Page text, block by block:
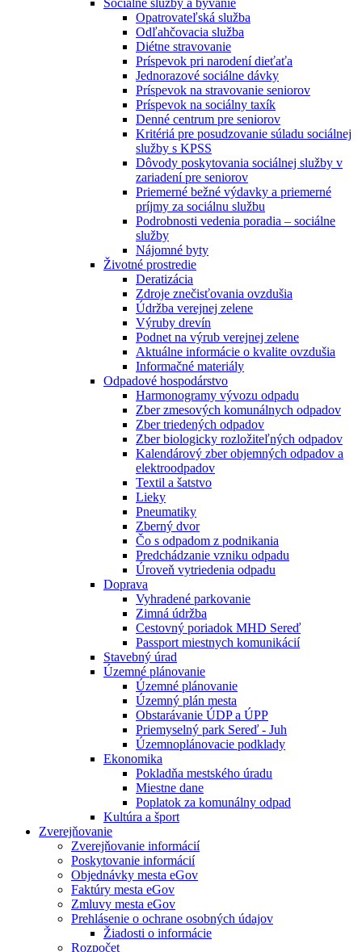
Sociálne služby a bývanie
Opatrovateľská služba
Odľahčovacia služba
Diétne stravovanie
Príspevok pri narodení dieťaťa
Jednorazové sociálne dávky
Príspevok na stravovanie seniorov
Príspevok na sociálny taxík
Denné centrum pre seniorov
Kritériá pre posudzovanie súladu sociálnej
služby s KPSS
Dôvody poskytovania sociálnej služby v
zariadení pre seniorov
Priemerné bežné výdavky a priemerné
príjmy za sociálnu službu
Podrobnosti vedenia poradia – sociálne
služby
Nájomné byty
Životné prostredie
Deratizácia
Zdroje znečisťovania ovzdušia
Údržba verejnej zelene
Výruby drevín
Podnet na výrub verejnej zelene
Aktuálne informácie o kvalite ovzdušia
Informačné materiály
Odpadové hospodárstvo
Harmonogramy vývozu odpadu
Zber zmesových komunálnych odpadov
Zber triedených odpadov
Zber biologicky rozložiteľných odpadov
Kalendárový zber objemných odpadov a
elektroodpadov
Textil a šatstvo
Lieky
Pneumatiky
Zberný dvor
Čo s odpadom z podnikania
Predchádzanie vzniku odpadu
Úroveň vytriedenia odpadu
Doprava
Vyhradené parkovanie
Zimná údržba
Cestovný poriadok MHD Sereď
Passport miestnych komunikácií
Stavebný úrad
Územné plánovanie
Územné plánovanie
Územný plán mesta
Obstarávanie ÚDP a ÚPP
Priemyselný park Sereď - Juh
Územnoplánovacie podklady
Ekonomika
Pokladňa mestského úradu
Miestne dane
Poplatok za komunálny odpad
Kultúra a šport
Zverejňovanie
Zverejňovanie informácií
Poskytovanie informácií
Objednávky mesta eGov
Faktúry mesta eGov
Zmluvy mesta eGov
Prehlásenie o ochrane osobných údajov
Žiadosti o informácie
Rozpočet